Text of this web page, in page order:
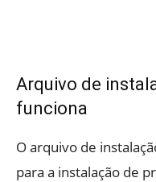
Arquivo de
funciona
O arquivo de
para a instalação de